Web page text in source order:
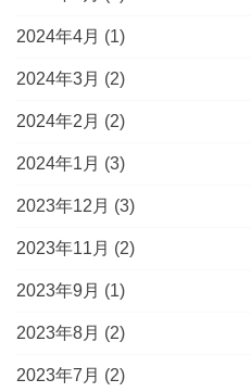
2024年4月 (1)
2024年3月 (2)
2024年2月 (2)
2024年1月 (3)
2023年12月 (3)
2023年11月 (2)
2023年9月 (1)
2023年8月 (2)
2023年7月 (2)